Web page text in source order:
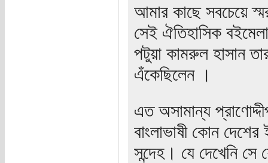
আমার কাছে সবচেয়ে
সেই ঐতিহাসিক
পটুয়া কামরুল হাসান
এঁকেছিলেন ।
এত অসামান্য
বাংলাভাষী কোন
সন্দেহ। যে দেখেনি